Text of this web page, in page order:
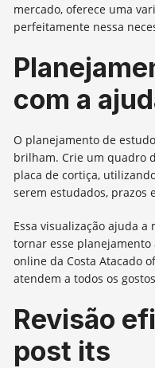
mercado, oferece uma
perfeitamente nessa
com a
O planejamento de
brilham. Crie um quadro
placa de cortiça,
serem estudados, prazos
Essa visualização ajuda a
tornar esse planejamento
online da Costa Atacado
atendem a todos os
Revisão
post its